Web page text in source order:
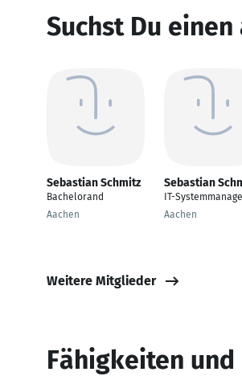
Suchst Du
Sebastian Schmitz
Bachelorand
Aachen
Sebastian
IT-
Aachen
Weitere Mitglieder
Fähigkeiten